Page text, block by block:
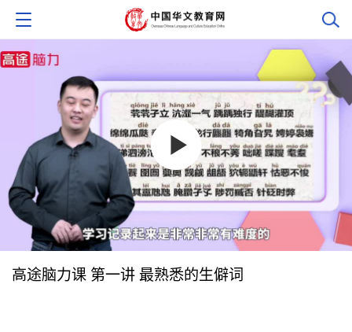
高途脑力课 第一讲 最熟悉的生僻词